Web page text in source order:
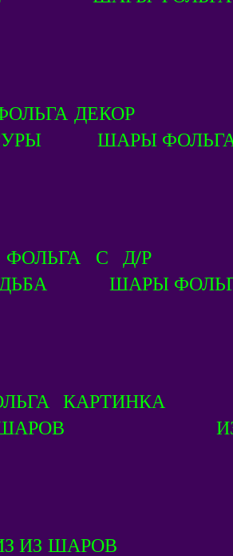
ШАРЫ
С Д/Р
ШАРЫ
ШАРОВ ИЗ
ИЗ ШАРОВ